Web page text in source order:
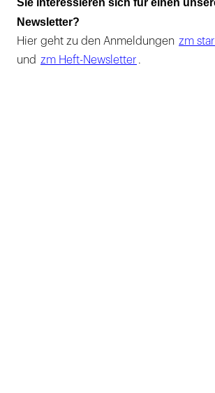
Newsletter?
Hier geht zu den Anmeldungen zm
und zm Heft-Newsletter .